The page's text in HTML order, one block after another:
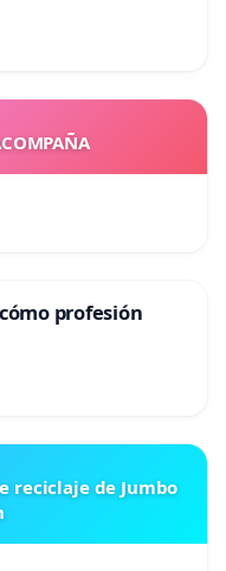
profesión
reciclaje de Jumbo